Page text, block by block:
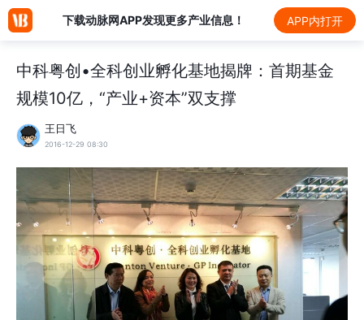
下载动脉网APP发现更多产业信息！ APP内打开
中科粤创•全科创业孵化基地揭牌：首期基金
规模10亿，“产业+资本”双支撑
王日飞
2016-12-29 08:30